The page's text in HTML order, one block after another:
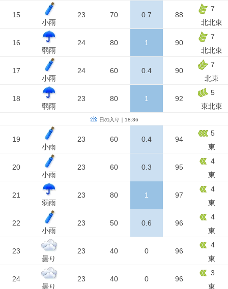
15
小雨
23 70 0.7 88
7
北北東
16
弱雨
24 80 1 90
7
北北東
17
小雨
24 60 0.4 90
7
北東
18
弱雨
23 80 1 92
5
東北東
日の入り｜18:36
19
小雨
23 60 0.4 94
5
東
20
小雨
23 60 0.3 95
4
東
21
弱雨
23 80 1 97
4
東
22
小雨
23 50 0.6 96
4
東
23
曇り
23 40 0 96
4
東
24
曇り
23 40 0 96
3
東